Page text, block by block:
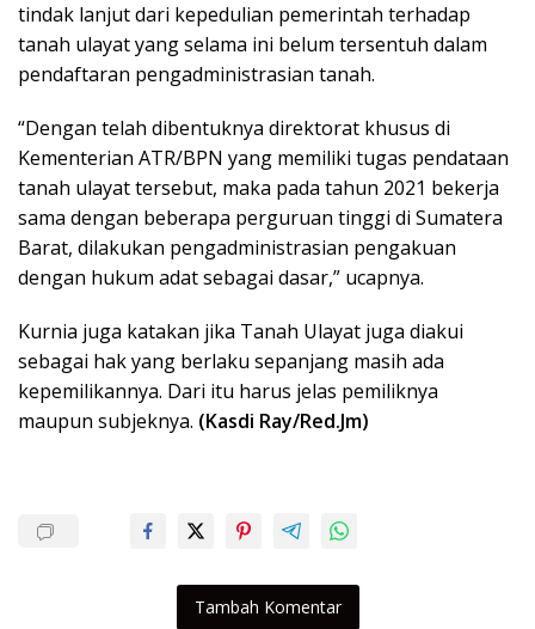
tindak lanjut dari kepedulian pemerintah terhadap
tanah ulayat yang selama ini belum tersentuh dalam
pendaftaran pengadministrasian tanah.
“Dengan telah dibentuknya direktorat khusus di
Kementerian ATR/BPN yang memiliki tugas pendataan
tanah ulayat tersebut, maka pada tahun 2021 bekerja
sama dengan beberapa perguruan tinggi di Sumatera
Barat, dilakukan pengadministrasian pengakuan
dengan hukum adat sebagai dasar,” ucapnya.
Kurnia juga katakan jika Tanah Ulayat juga diakui
sebagai hak yang berlaku sepanjang masih ada
kepemilikannya. Dari itu harus jelas pemiliknya
maupun subjeknya. (Kasdi Ray/Red.Jm)
Tambah Komentar